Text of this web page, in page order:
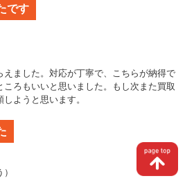
です
ました。対応が丁寧で、こちらが納得で
ろもいいと思いました。もし次また買取
ようと思います。